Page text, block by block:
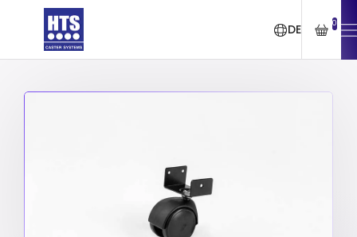
DE 0